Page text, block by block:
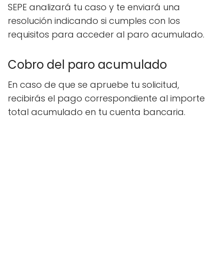
SEPE analizará tu caso y te enviará una
resolución indicando si cumples con los
requisitos para acceder al paro acumulado.
Cobro del paro acumulado
En caso de que se apruebe tu solicitud,
recibirás el pago correspondiente al importe
total acumulado en tu cuenta bancaria.